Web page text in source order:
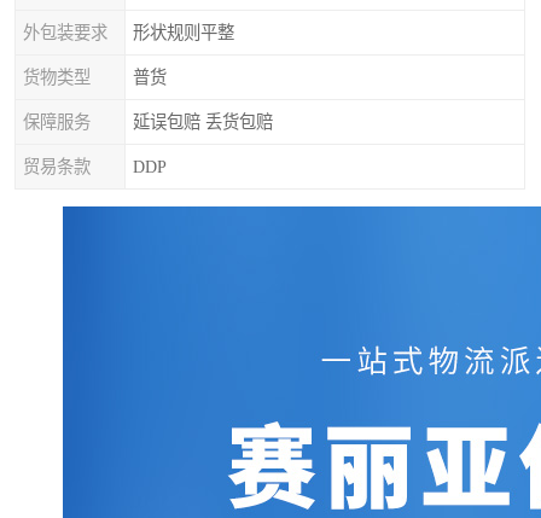
外包装要求 形状规则平整
货物类型 普货
保障服务 延误包赔 丢货包赔
贸易条款 DDP